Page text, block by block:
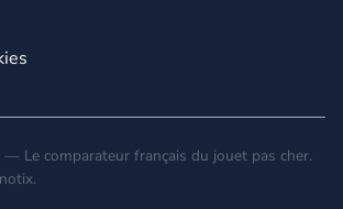
Le comparateur français du jouet pas cher.
.